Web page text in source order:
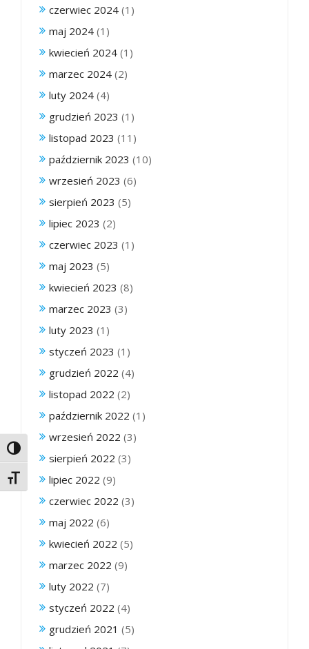
Toggle High Contrast
Toggle Font size
czerwiec 2024 (1)
maj 2024 (1)
kwiecień 2024 (1)
marzec 2024 (2)
luty 2024 (4)
grudzień 2023 (1)
listopad 2023 (11)
październik 2023 (10)
wrzesień 2023 (6)
sierpień 2023 (5)
lipiec 2023 (2)
czerwiec 2023 (1)
maj 2023 (5)
kwiecień 2023 (8)
marzec 2023 (3)
luty 2023 (1)
styczeń 2023 (1)
grudzień 2022 (4)
listopad 2022 (2)
październik 2022 (1)
wrzesień 2022 (3)
sierpień 2022 (3)
lipiec 2022 (9)
czerwiec 2022 (3)
maj 2022 (6)
kwiecień 2022 (5)
marzec 2022 (9)
luty 2022 (7)
styczeń 2022 (4)
grudzień 2021 (5)